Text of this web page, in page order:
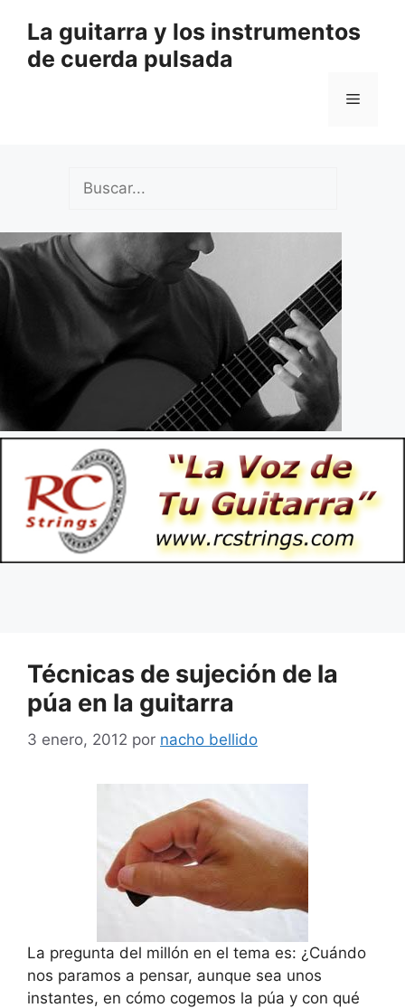
contenido
La guitarra y los instrumentos
de cuerda pulsada
Menú
Técnicas de sujeción de la
púa en la guitarra
3 enero, 2012 por nacho bellido
La pregunta del millón en el tema es: ¿Cuándo
nos paramos a pensar, aunque sea unos
instantes, en cómo cogemos la púa y con qué